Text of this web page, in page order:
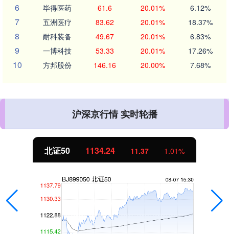
6 毕得医药 61.6 20.01% 6.12%
7 五洲医疗 83.62 20.01% 18.37%
8 耐科装备 49.67 20.01% 6.83%
9 一博科技 53.33 20.01% 17.26%
10 方邦股份 146.16 20.00% 7.68%
沪深京行情 实时轮播
北证50 1134.24 11.37 1.01%